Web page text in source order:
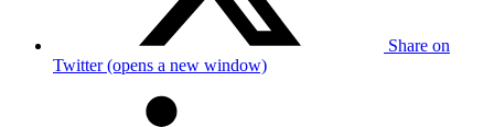
Share on
Twitter (opens a new window)